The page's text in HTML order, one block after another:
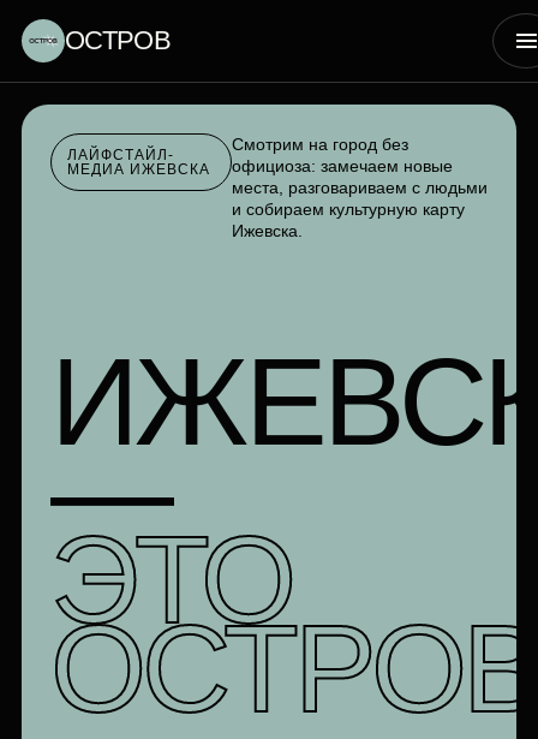
ОСТРОВ
ЛАЙФСТАЙЛ-
МЕДИА ИЖЕВСКА
Смотрим на город без
официоза: замечаем новые
места, разговариваем с людьми
и собираем культурную карту
Ижевска.
—
ЭТО